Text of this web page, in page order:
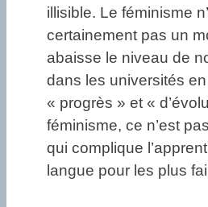
illisible. Le féminisme
certainement pas un
abaisse le niveau de
dans les universités
« progrès » et «
féminisme, ce n’est
qui complique
langue pour les plus